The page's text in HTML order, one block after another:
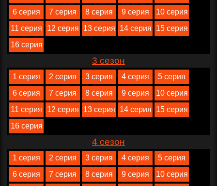
6 серия
7 серия 8 серия 9 серия
10 серия
11 серия
12 серия 13 серия 14 серия
15 серия
16 серия
3 сезон
1 серия 2 серия 3 серия 4 серия
5 серия
6 серия
7 серия 8 серия 9 серия
10 серия
11 серия
12 серия 13 серия 14 серия
15 серия
16 серия
4 сезон
1 серия 2 серия 3 серия 4 серия
5 серия
6 серия
7 серия 8 серия 9 серия
10 серия